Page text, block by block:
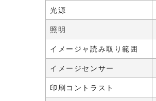
光源
照明
イメージャ読み取り範囲
イメージセンサー
印刷コントラスト